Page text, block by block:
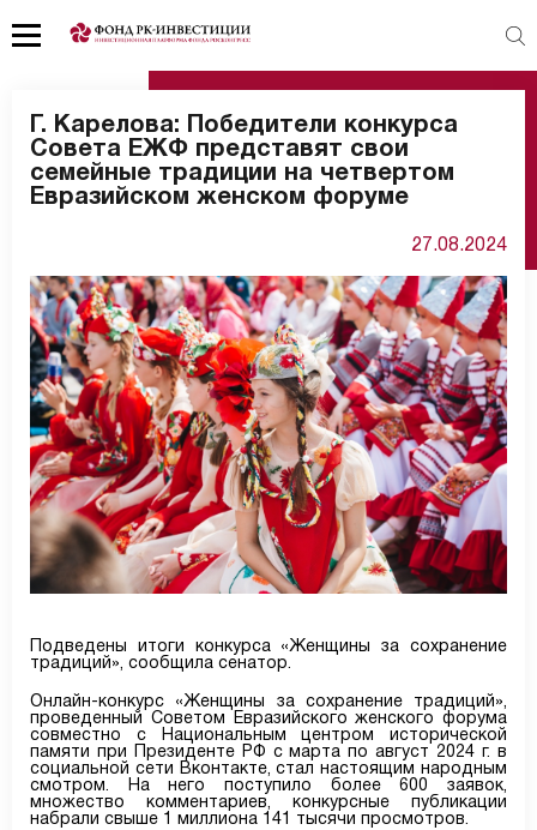
Г. Карелова: Победители конкурса
Совета ЕЖФ представят свои
семейные традиции на четвертом
Евразийском женском форуме
27.08.2024
Подведены итоги конкурса «Женщины за сохранение
традиций», сообщила сенатор.
Онлайн-конкурс «Женщины за сохранение традиций»,
проведенный Советом Евразийского женского форума
совместно с Национальным центром исторической
памяти при Президенте РФ с марта по август 2024 г. в
социальной сети Вконтакте, стал настоящим народным
смотром. На него поступило более 600 заявок,
множество комментариев, конкурсные публикации
набрали свыше 1 миллиона 141 тысячи просмотров.